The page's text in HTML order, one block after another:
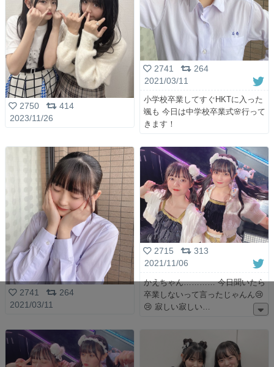
2750
414
2023/11/26
2741
264
2021/03/11
小学校卒業してすぐHKTに入った
颯も 今日は中学校卒業式🌸行って
きます！
2741
264
2021/03/11
2715
313
2021/11/06
かえちゃん………… 今日聞いたら
卒業しないって言ったじゃんん😢
😢 寂しい寂しい